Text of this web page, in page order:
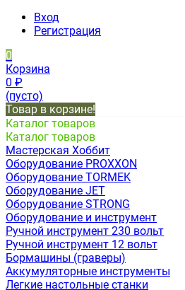
Вход
Регистрация
0
Корзина
0 ₽
(пусто)
Товар в корзине!
Каталог товаров
Каталог товаров
Мастерская Хоббит
Оборудование PROXXON
Оборудование TORMEK
Оборудование JET
Оборудование STRONG
Оборудование и инструмент
Ручной инструмент 230 вольт
Ручной инструмент 12 вольт
Бормашины (граверы)
Аккумуляторные инструменты
Легкие настольные станки